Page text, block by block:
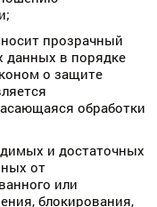
прозрачный
данных в порядке
о защите
обработки
и достаточных
от
или
блокирования,